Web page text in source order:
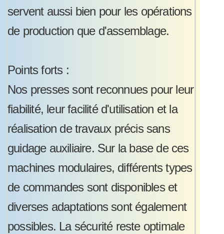
servent aussi bien pour les opérations
de production que d'assemblage.
Points forts :
Nos presses sont reconnues pour leur
fiabilité, leur facilité d'utilisation et la
réalisation de travaux précis sans
guidage auxiliaire. Sur la base de ces
machines modulaires, différents types
de commandes sont disponibles et
diverses adaptations sont également
possibles. La sécurité reste optimale